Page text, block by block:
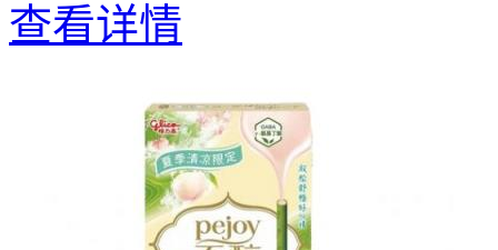
查看详情